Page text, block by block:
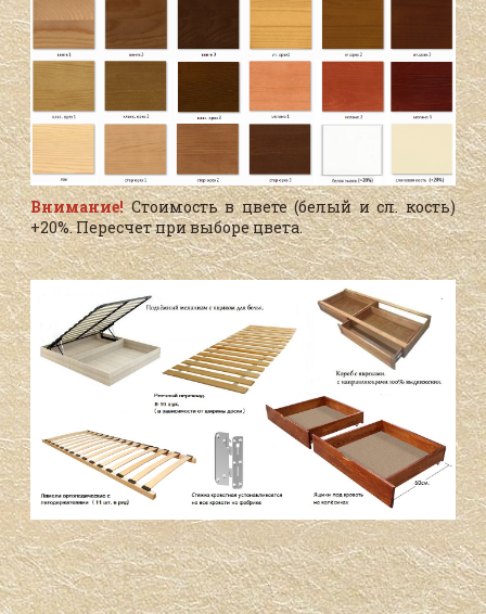
Внимание!Стоимость в цвете (белый и сл. кость)
+20%. Пересчет при выборе цвета.